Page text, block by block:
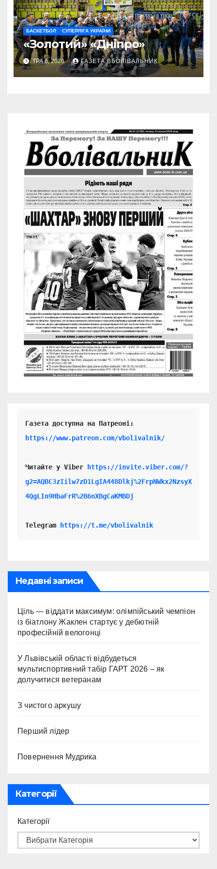
БАСКЕТБОЛ СУПЕРЛІГА УКРАЇНИ
«Золотий» «Дніпро»
ТРА 6, 2026 ГАЗЕТА ВБОЛІВАЛЬНИК
https://www.patreon.com/vbolivalnik/
Читайте у Viber
https://invite.viber.com/?
g2=AQBC3zIilw7zD1LgIA448Dlkj%2FrpNWkx2NzsyX
4QgLIn9HbaFrR%2B6nXBgCaKMBDj
Telegram https://t.me/vbolivalnik
Недавні записи
Ціль — віддати максимум: олімпійський чемпіон
із біатлону Жаклен стартує у дебютній
професійній велогонці
У Львівській області відбудеться
мультиспортивний табір ГАРТ 2026 – як
долучитися ветеранам
З чистого аркушу
Перший лідер
Повернення Мудрика
Категорії
Категорії